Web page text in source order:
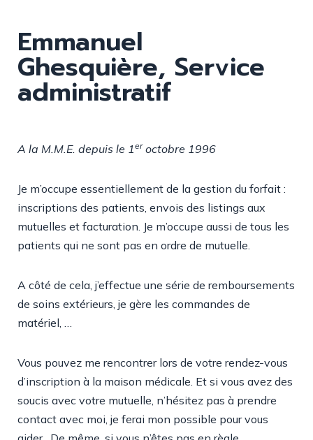
Emmanuel
Ghesquière, Service
administratif
A la M.M.E. depuis le 1eroctobre 1996
Je m’occupe essentiellement de la gestion du forfait :
inscriptions des patients, envois des listings aux
mutuelles et facturation. Je m’occupe aussi de tous les
patients qui ne sont pas en ordre de mutuelle.
A côté de cela, j’effectue une série de remboursements
de soins extérieurs, je gère les commandes de
matériel, …
Vous pouvez me rencontrer lors de votre rendez-vous
d’inscription à la maison médicale. Et si vous avez des
soucis avec votre mutuelle, n’hésitez pas à prendre
contact avec moi, je ferai mon possible pour vous